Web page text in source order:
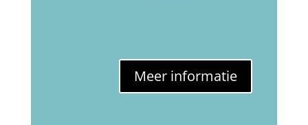
Meer informatie